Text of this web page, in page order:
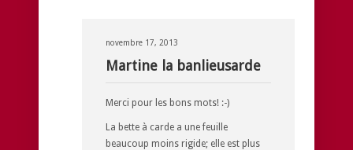
novembre 17, 2013
Martine la banlieusarde
Merci pour les bons mots! :-)
La bette à carde a une feuille
beaucoup moins rigide; elle est plus